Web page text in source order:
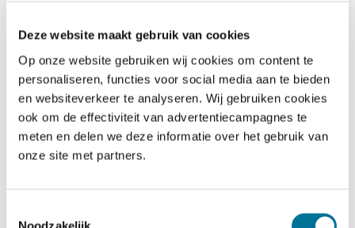
Deze website maakt gebruik van cookies
Op onze website gebruiken wij cookies om content te
personaliseren, functies voor social media aan te bieden
en websiteverkeer te analyseren. Wij gebruiken cookies
ook om de effectiviteit van advertentiecampagnes te
meten en delen we deze informatie over het gebruik van
onze site met partners.
Noodzakelijk
kunt u zich vrijblijvend aanmelden via hun website. Bij
voldoende aanmeldingen zal BSO Bzzzonder ook bij
onze school kinderen kunnen ophalen.
Voor meer informatie en om u aan te melden, kunt u
terecht op dewebsitevan BSO Bzzzonder.